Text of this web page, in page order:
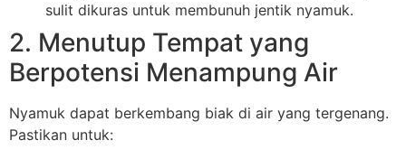
sulit dikuras untuk membunuh jentik nyamuk.
2. Menutup Tempat yang
Berpotensi Menampung Air
Nyamuk dapat berkembang biak di air yang tergenang.
Pastikan untuk: